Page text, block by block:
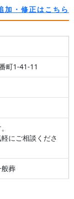
加・修正はこちら
町1-41-11
にご相談くださ
葬